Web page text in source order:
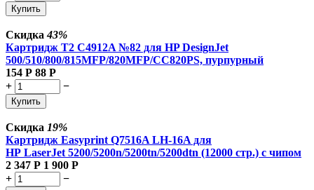
Купить
Скидка43%
Картридж T2 C4912A №82 для HP DesignJet
500/510/800/815MFP/820MFP/CC820PS, пурпурный
154 Р 88 Р
+
−
Купить
Скидка 19%
Картридж Easyprint Q7516A LH-16A для
HP LaserJet 5200/5200n/5200tn/5200dtn (12000 стр.) с чипом
2 347 Р 1 900 Р
+
−